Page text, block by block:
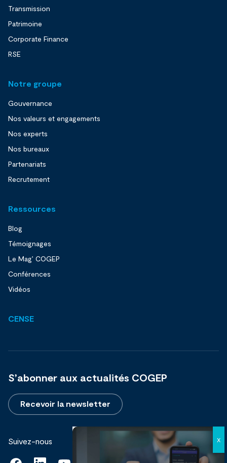
Transmission
Patrimoine
Corporate Finance
RSE
Notre groupe
Gouvernance
Nos valeurs et engagements
Nos experts
Nos bureaux
Partenariats
Recrutement
Ressources
Blog
Témoignages
Le Mag’ COGEP
Conférences
Vidéos
CENSE
S’abonner aux actualités COGEP
Recevoir la newsletter
Suivez-nous